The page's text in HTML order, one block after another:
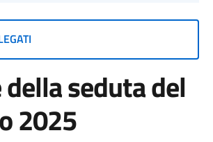
seduta del
2025